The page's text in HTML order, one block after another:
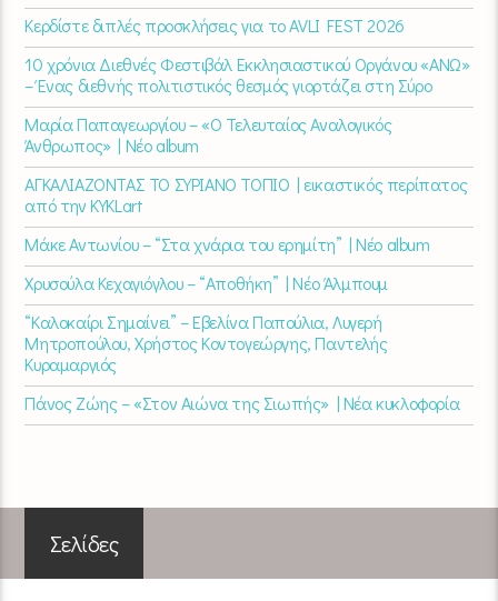
Κερδίστε διπλές προσκλήσεις για το AVLI FEST 2026
10 χρόνια Διεθνές Φεστιβάλ Εκκλησιαστικού Οργάνου «ΑΝΩ»
– Ένας διεθνής πολιτιστικός θεσμός γιορτάζει στη Σύρο​
Μαρία Παπαγεωργίου – «Ο Τελευταίος Αναλογικός
Άνθρωπος» | Νέο album
ΑΓΚΑΛΙΑΖΟΝΤΑΣ ΤΟ ΣΥΡΙΑΝΟ ΤΟΠΙΟ | εικαστικός περίπατος
από την KYKLart
Μάκε Αντωνίου – “Στα χνάρια του ερημίτη” | Νέο album
Χρυσούλα Κεχαγιόγλου – “Αποθήκη” | Νέο Άλμπουμ
“Καλοκαίρι Σημαίνει” – Εβελίνα Παπούλια, Λυγερή
Μητροπούλου, Χρήστος Κοντογεώργης, Παντελής
Κυραμαργιός
Πάνος Ζώης – «Στον Αιώνα της Σιωπής» | Νέα κυκλοφορία
Σελίδες